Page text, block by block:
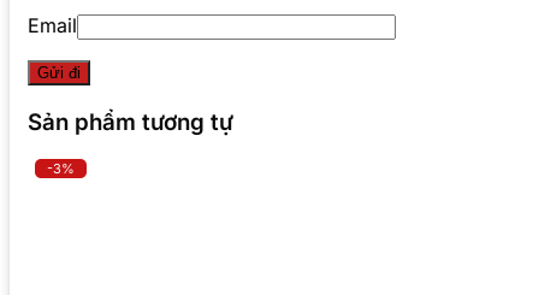
Email
Sản phẩm tương tự
-3%